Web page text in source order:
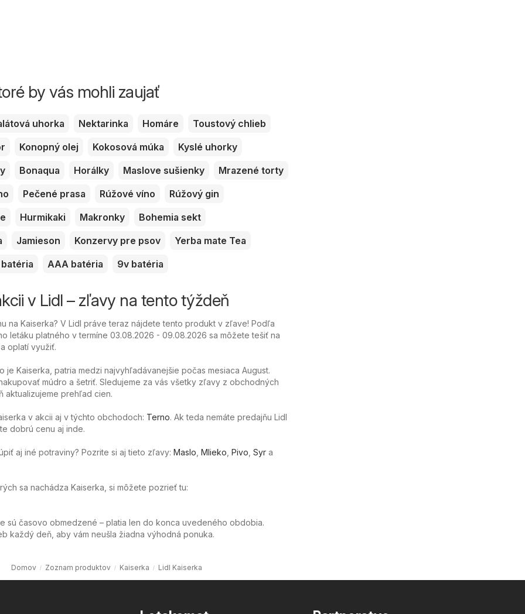
by vás mohli zaujať
uhorka Nektarinka Homáre
Toustový chlieb
Konopný olej Kokosová múka
Kyslé uhorky
Bonaqua Horálky Maslove sušienky
Mrazené torty
Pečené prasa Rúžové víno
Rúžový gin
Hurmikaki Makronky
Bohemia sekt
Jamieson Konzervy pre psov
Yerba mate Tea
AAA batéria 9v batéria
v Lidl – zľavy na tento týždeň
na Kaiserka? V Lidl práve teraz nájdete tento produkt v zľave! Podľa
letáku platného v termíne 03.08.2026 - 09.08.2026 sa môžete tešiť na
oplatí využiť.
je Kaiserka, patria medzi najvyhľadávanejšie počas mesiaca August.
múdro a šetriť. Sledujeme za vás všetky zľavy z obchodných
aktualizujeme prehľad cien.
v akcii aj v týchto obchodoch: Terno. Ak teda nemáte predajňu Lidl
dobrú cenu aj inde.
aj iné potraviny? Pozrite si aj tieto zľavy: Maslo Mlieko Pivo Syr a
sa nachádza Kaiserka, si môžete pozrieť tu:
sú časovo obmedzené – platia len do konca uvedeného obdobia.
každý deň, aby vám neušla žiadna výhodná ponuka.
Domov Zoznam produktov Kaiserka Lidl Kaiserka